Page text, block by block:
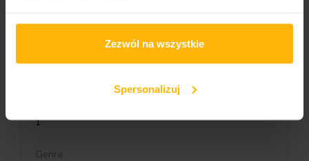
Zezwól na wszystkie
Spersonalizuj
Catalogue number:
1
Genre